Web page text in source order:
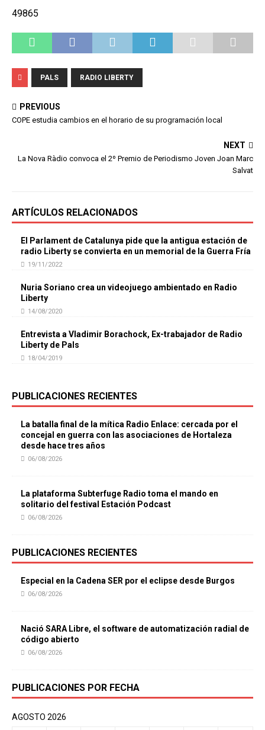
49865
PALS RADIO LIBERTY
PREVIOUS
COPE estudia cambios en el horario de su programación local
NEXT
La Nova Ràdio convoca el 2º Premio de Periodismo Joven Joan Marc
Salvat
ARTÍCULOS RELACIONADOS
El Parlament de Catalunya pide que la antigua estación de
radio Liberty se convierta en un memorial de la Guerra Fría
19/11/2022
Nuria Soriano crea un videojuego ambientado en Radio
Liberty
14/08/2020
Entrevista a Vladimir Borachock, Ex-trabajador de Radio
Liberty de Pals
18/04/2019
PUBLICACIONES RECIENTES
La batalla final de la mítica Radio Enlace: cercada por el
concejal en guerra con las asociaciones de Hortaleza
desde hace tres años
06/08/2026
La plataforma Subterfuge Radio toma el mando en
solitario del festival Estación Podcast
06/08/2026
PUBLICACIONES RECIENTES
Especial en la Cadena SER por el eclipse desde Burgos
06/08/2026
Nació SARA Libre, el software de automatización radial de
código abierto
06/08/2026
PUBLICACIONES POR FECHA
AGOSTO 2026